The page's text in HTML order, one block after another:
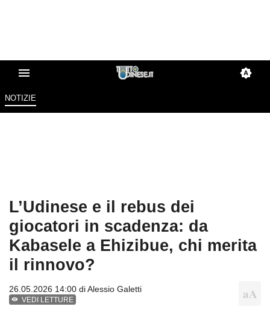
NOTIZIE
L’Udinese e il rebus dei
giocatori in scadenza: da
Kabasele a Ehizibue, chi merita
il rinnovo?
26.05.2026 14:00 diAlessio Galetti
VEDI LETTURE